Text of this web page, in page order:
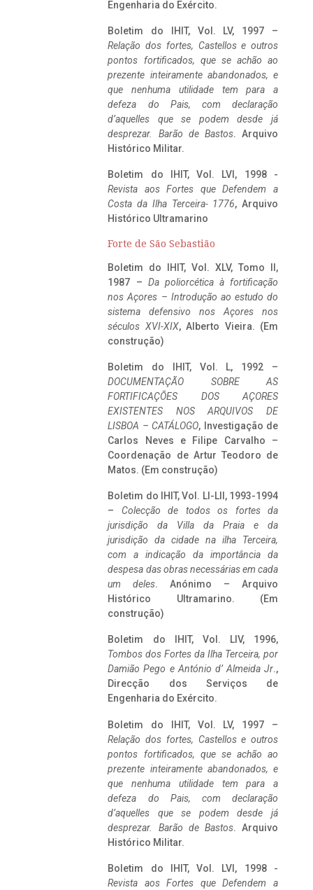
Engenharia do Exército.
Boletim do IHIT, Vol. LV, 1997 –
Relação dos fortes, Castellos e outros
pontos fortificados, que se achão ao
prezente inteiramente abandonados, e
que nenhuma utilidade tem para a
defeza do Pais, com declaração
d’aquelles que se podem desde já
desprezar. Barão de Bastos. Arquivo
Histórico Militar.
Boletim do IHIT, Vol. LVI, 1998 -
Revista aos Fortes que Defendem a
Costa da Ilha Terceira- 1776, Arquivo
Histórico Ultramarino
Forte de São Sebastião
Boletim do IHIT, Vol. XLV, Tomo II,
1987 – Da poliorcética à fortificação
nos Açores – Introdução ao estudo do
sistema defensivo nos Açores nos
séculos XVI-XIX, Alberto Vieira. (Em
construção)
Boletim do IHIT, Vol. L, 1992 –
DOCUMENTAÇÃO SOBRE AS
FORTIFICAÇÕES DOS AÇORES
EXISTENTES NOS ARQUIVOS DE
LISBOA – CATÁLOGO, Investigação de
Carlos Neves e Filipe Carvalho –
Coordenação de Artur Teodoro de
Matos. (Em construção)
Boletim do IHIT, Vol. LI-LII, 1993-1994
– Colecção de todos os fortes da
jurisdição da Villa da Praia e da
jurisdição da cidade na ilha Terceira,
com a indicação da importância da
despesa das obras necessárias em cada
um deles. Anónimo – Arquivo
Histórico Ultramarino. (Em
construção)
Boletim do IHIT, Vol. LIV, 1996,
Tombos dos Fortes da Ilha Terceira, por
Damião Pego e António d’ Almeida Jr.,
Direcção dos Serviços de
Engenharia do Exército.
Boletim do IHIT, Vol. LV, 1997 –
Relação dos fortes, Castellos e outros
pontos fortificados, que se achão ao
prezente inteiramente abandonados, e
que nenhuma utilidade tem para a
defeza do Pais, com declaração
d’aquelles que se podem desde já
desprezar. Barão de Bastos. Arquivo
Histórico Militar.
Boletim do IHIT, Vol. LVI, 1998 -
Revista aos Fortes que Defendem a